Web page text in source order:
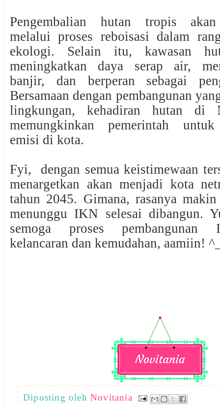
Pengembalian hutan tropis
melalui proses reboisasi dalam
ekologi. Selain itu, kawasan
meningkatkan daya serap air,
banjir, dan berperan sebagai
Bersamaan dengan pembangunan
lingkungan, kehadiran hutan di
memungkinkan pemerintah
emisi di kota.
Fyi, dengan semua keistimewaan
menargetkan akan menjadi kota
tahun 2045. Gimana, rasanya
menunggu IKN selesai dibangun.
semoga proses pembangunan
kelancaran dan kemudahan, aamiin!
Diposting oleh Novitania